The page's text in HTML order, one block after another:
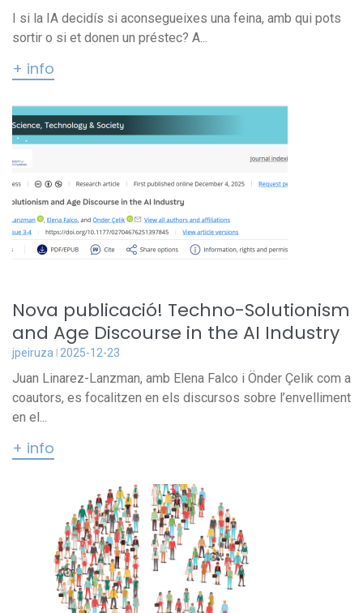
I si la IA decidís si aconsegueixes una feina, amb qui pots
sortir o si et donen un préstec? A...
+ info
Nova publicació! Techno-Solutionism
and Age Discourse in the AI Industry
jpeiruza 2025-12-23
Juan Linarez-Lanzman, amb Elena Falco i Önder Çelik com a
coautors, es focalitzen en els discursos sobre l’envelliment
en el...
+ info